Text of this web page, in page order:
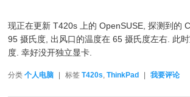
现正在更新 T420s 上的 OpenSUSE, 探测到的
95 摄氏度, 出风口的温度在 65 摄氏度左右. 此
度. 幸好没开独立显卡.
分类 个人电脑 标签 T420s,ThinkPad 我要评论